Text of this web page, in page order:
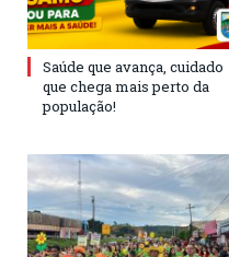
Saúde que avança, cuidado
que chega mais perto da
população!